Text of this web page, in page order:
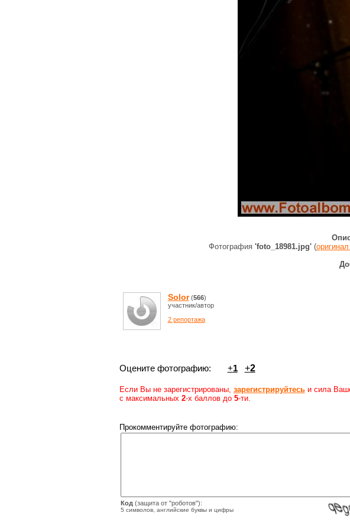
Фотография 'foto_18981.jpg'(
Solor(566)
участник/автор
2 репортажа
Оцените фотографию: +1 +2
Если Вы не зарегистрированы, зарегистрируйтесьи сила
с максимальных 2-х баллов до 5-ти.
Прокомментируйте фотографию:
Код (защита от "роботов"):
5 символов, английские буквы и цифры